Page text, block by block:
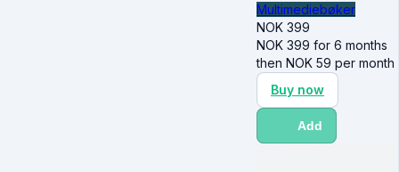
Multimediebøker
NOK 399
NOK 399 for 6 months
then NOK 59 per month
Buy now
Add